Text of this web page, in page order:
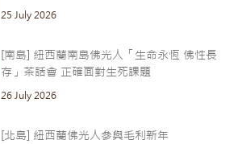
25 July 2026
[南島] 紐西蘭南島佛光人「生命永恆 佛性長
存」茶話會 正確面對生死課題
26 July 2026
[北島] 紐西蘭佛光人參與毛利新年